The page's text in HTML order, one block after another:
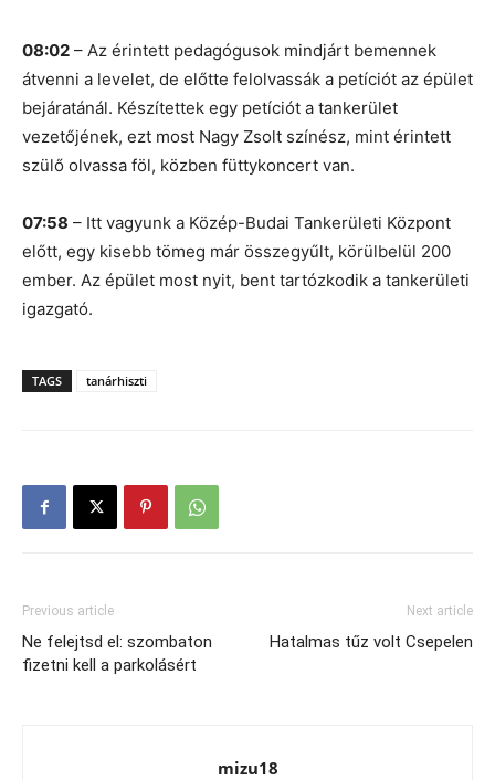
08:02 – Az érintett pedagógusok mindjárt bemennek
átvenni a levelet, de előtte felolvassák a petíciót az épület
bejáratánál. Készítettek egy petíciót a tankerület
vezetőjének, ezt most Nagy Zsolt színész, mint érintett
szülő olvassa föl, közben füttykoncert van.
07:58 – Itt vagyunk a Közép-Budai Tankerületi Központ
előtt, egy kisebb tömeg már összegyűlt, körülbelül 200
ember. Az épület most nyit, bent tartózkodik a tankerületi
igazgató.
TAGS tanárhiszti
Previous article
Ne felejtsd el: szombaton
fizetni kell a parkolásért
Next article
Hatalmas tűz volt Csepelen
mizu18